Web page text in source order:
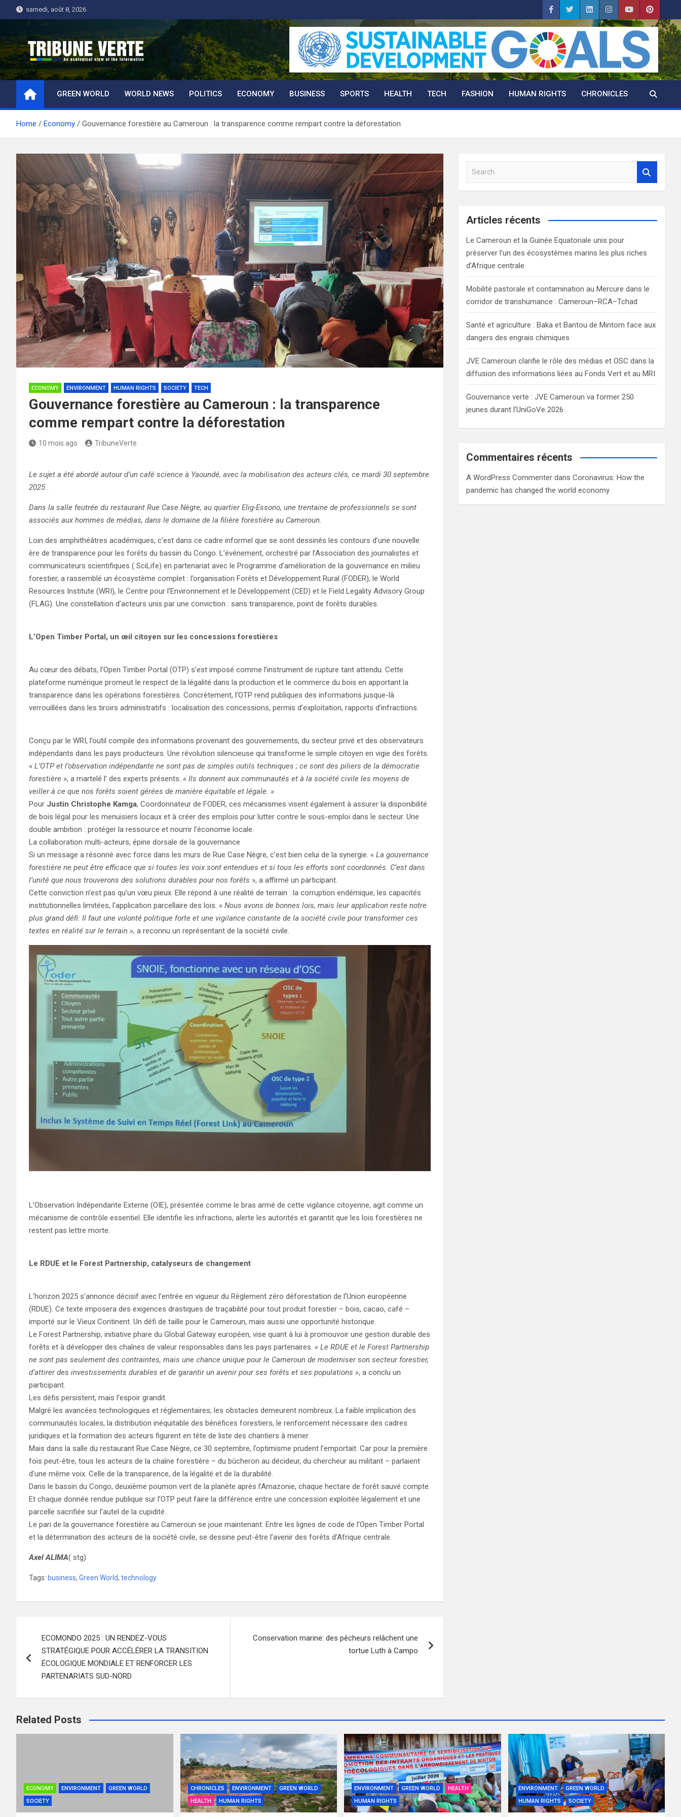
to
samedi, août 8, 2026
Tribune Verte
Un regard écologique de l'information
GREEN WORLD WORLD NEWS POLITICS ECONOMY BUSINESS SPORTS HEALTH TECH FASHION HUMAN RIGHTS CHRONICLES
Home Economy Gouvernance forestière au Cameroun : la transparence comme rempart contre la déforestation
ECONOMY ENVIRONMENT HUMAN RIGHTS SOCIETY TECH
Gouvernance forestière au Cameroun : la transparence
comme rempart contre la déforestation
10 mois ago TribuneVerte
Le sujet a été abordé autour d’un café science à Yaoundé, avec la mobilisation des acteurs clés, ce mardi 30 septembre
2025 .
Dans la salle feutrée du restaurant Rue Case Nègre, au quartier Elig-Essono, une trentaine de professionnels se sont
associés aux hommes de médias, dans le domaine de la filière forestière au Cameroun.
Loin des amphithéâtres académiques, c’est dans ce cadre informel que se sont dessinés les contours d’une nouvelle
ère de transparence pour les forêts du bassin du Congo. L’événement, orchestré par l’Association des journalistes et
communicateurs scientifiques ( SciLife) en partenariat avec le Programme d’amélioration de la gouvernance en milieu
forestier, a rassemblé un écosystème complet : l’organisation Forêts et Développement Rural (FODER), le World
Resources Institute (WRI), le Centre pour l’Environnement et le Développement (CED) et le Field Legality Advisory Group
(FLAG). Une constellation d’acteurs unis par une conviction : sans transparence, point de forêts durables.
L’Open Timber Portal, un œil citoyen sur les concessions forestières
Au cœur des débats, l’Open Timber Portal (OTP) s’est imposé comme l’instrument de rupture tant attendu. Cette
plateforme numérique promeut le respect de la légalité dans la production et le commerce du bois en apportant la
transparence dans les opérations forestières. Concrètement, l’OTP rend publiques des informations jusque-là
verrouillées dans les tiroirs administratifs : localisation des concessions, permis d’exploitation, rapports d’infractions.
Conçu par le WRI, l’outil compile des informations provenant des gouvernements, du secteur privé et des observateurs
indépendants dans les pays producteurs. Une révolution silencieuse qui transforme le simple citoyen en vigie des forêts.
« L’OTP et l’observation indépendante ne sont pas de simples outils techniques ; ce sont des piliers de la démocratie
forestière », a martelé l’ des experts présents. « Ils donnent aux communautés et à la société civile les moyens de
veiller à ce que nos forêts soient gérées de manière équitable et légale. »
Pour Justin Christophe Kamga, Coordonnateur de FODER, ces mécanismes visent également à assurer la disponibilité
de bois légal pour les menuisiers locaux et à créer des emplois pour lutter contre le sous-emploi dans le secteur. Une
double ambition : protéger la ressource et nourrir l’économie locale.
La collaboration multi-acteurs, épine dorsale de la gouvernance
Si un message a résonné avec force dans les murs de Rue Case Nègre, c’est bien celui de la synergie. « La gouvernance
forestière ne peut être efficace que si toutes les voix sont entendues et si tous les efforts sont coordonnés. C’est dans
l’unité que nous trouverons des solutions durables pour nos forêts », a affirmé un participant.
Cette conviction n’est pas qu’un vœu pieux. Elle répond à une réalité de terrain : la corruption endémique, les capacités
institutionnelles limitées, l’application parcellaire des lois. « Nous avons de bonnes lois, mais leur application reste notre
plus grand défi. Il faut une volonté politique forte et une vigilance constante de la société civile pour transformer ces
textes en réalité sur le terrain », a reconnu un représentant de la société civile.
L’Observation Indépendante Externe (OIE), présentée comme le bras armé de cette vigilance citoyenne, agit comme un
mécanisme de contrôle essentiel. Elle identifie les infractions, alerte les autorités et garantit que les lois forestières ne
restent pas lettre morte.
Le RDUE et le Forest Partnership, catalyseurs de changement
L’horizon 2025 s’annonce décisif avec l’entrée en vigueur du Règlement zéro déforestation de l’Union européenne
(RDUE). Ce texte imposera des exigences drastiques de traçabilité pour tout produit forestier – bois, cacao, café –
importé sur le Vieux Continent. Un défi de taille pour le Cameroun, mais aussi une opportunité historique.
Le Forest Partnership, initiative phare du Global Gateway européen, vise quant à lui à promouvoir une gestion durable des
forêts et à développer des chaînes de valeur responsables dans les pays partenaires. « Le RDUE et le Forest Partnership
ne sont pas seulement des contraintes, mais une chance unique pour le Cameroun de moderniser son secteur forestier,
d’attirer des investissements durables et de garantir un avenir pour ses forêts et ses populations », a conclu un
participant.
Les défis persistent, mais l’espoir grandit.
Malgré les avancées technologiques et réglementaires, les obstacles demeurent nombreux. La faible implication des
communautés locales, la distribution inéquitable des bénéfices forestiers, le renforcement nécessaire des cadres
juridiques et la formation des acteurs figurent en tête de liste des chantiers à mener.
Mais dans la salle du restaurant Rue Case Nègre, ce 30 septembre, l’optimisme prudent l’emportait. Car pour la première
fois peut-être, tous les acteurs de la chaîne forestière – du bûcheron au décideur, du chercheur au militant – parlaient
d’une même voix. Celle de la transparence, de la légalité et de la durabilité.
Dans le bassin du Congo, deuxième poumon vert de la planète après l’Amazonie, chaque hectare de forêt sauvé compte.
Et chaque donnée rendue publique sur l’OTP peut faire la différence entre une concession exploitée légalement et une
parcelle sacrifiée sur l’autel de la cupidité.
Le pari de la gouvernance forestière au Cameroun se joue maintenant. Entre les lignes de code de l’Open Timber Portal
et la détermination des acteurs de la société civile, se dessine peut-être l’avenir des forêts d’Afrique centrale.
Axel ALIMA( stg)
Tags: business, Green World, technology
l’article
ECOMONDO 2025 : UN RENDEZ-VOUS
STRATÉGIQUE POUR ACCÉLÉRER LA TRANSITION
ÉCOLOGIQUE MONDIALE ET RENFORCER LES
PARTENARIATS SUD-NORD
Conservation marine: des pêcheurs relâchent une
tortue Luth à Campo
a
c
Articles récents
Le Cameroun et la Guinée Equatoriale unis pour
préserver l’un des écosystèmes marins les plus riches
d’Afrique centrale
Mobilité pastorale et contamination au Mercure dans le
corridor de transhumance : Cameroun–RCA–Tchad
Santé et agriculture : Baka et Bantou de Mintom face aux
dangers des engrais chimiques
JVE Cameroun clarifie le rôle des médias et OSC dans la
diffusion des informations liées au Fonds Vert et au MRI
Gouvernance verte : JVE Cameroun va former 250
jeunes durant l’UniGoVe 2026
Commentaires récents
A WordPress Commenter dansCoronavirus: How the
pandemic has changed the world economy
Related Posts
ECONOMY ENVIRONMENT
GREEN WORLD
SOCIETY
CHRONICLES ENVIRONMENT
GREEN WORLD
HEALTH
HUMAN RIGHTS
ENVIRONMENT GREEN WORLD
HEALTH
HUMAN RIGHTS
ENVIRONMENT
GREEN WORLD
HUMAN RIGHTS
SOCIETY